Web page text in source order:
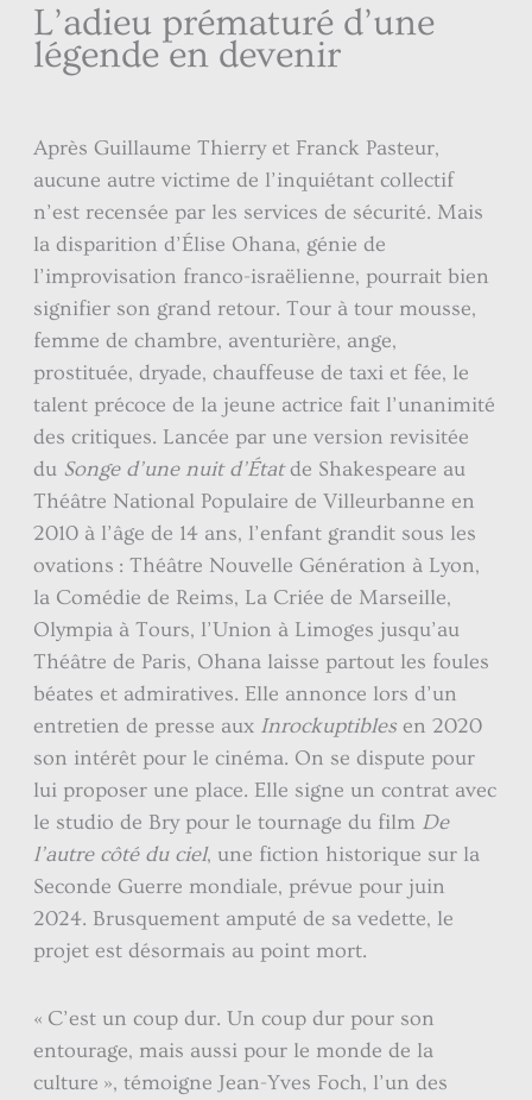
L’adieu prématuré d’une
légende en devenir
Après Guillaume Thierry et Franck Pasteur,
aucune autre victime de l’inquiétant collectif
n’est recensée par les services de sécurité. Mais
la disparition d’Élise Ohana, génie de
l’improvisation franco-israëlienne, pourrait bien
signifier son grand retour. Tour à tour mousse,
femme de chambre, aventurière, ange,
prostituée, dryade, chauffeuse de taxi et fée, le
talent précoce de la jeune actrice fait l’unanimité
des critiques. Lancée par une version revisitée
du Songe d’une nuit d’Étatde Shakespeare au
Théâtre National Populaire de Villeurbanne en
2010 à l’âge de 14 ans, l’enfant grandit sous les
ovations : Théâtre Nouvelle Génération à Lyon,
la Comédie de Reims, La Criée de Marseille,
Olympia à Tours, l’Union à Limoges jusqu’au
Théâtre de Paris, Ohana laisse partout les foules
béates et admiratives. Elle annonce lors d’un
entretien de presse aux Inrockuptiblesen 2020
son intérêt pour le cinéma. On se dispute pour
lui proposer une place. Elle signe un contrat avec
le studio de Bry pour le tournage du film De
l’autre côté du ciel, une fiction historique sur la
Seconde Guerre mondiale, prévue pour juin
2024. Brusquement amputé de sa vedette, le
projet est désormais au point mort.
« C’est un coup dur. Un coup dur pour son
entourage, mais aussi pour le monde de la
culture », témoigne Jean-Yves Foch, l’un des